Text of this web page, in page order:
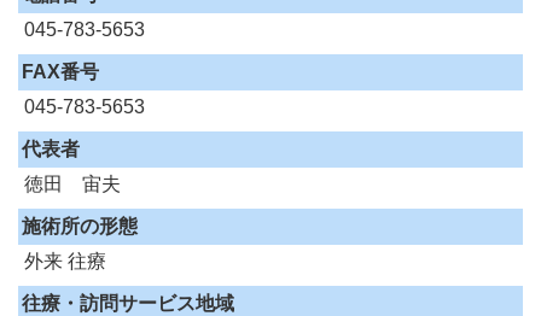
045-783-5653
FAX番号
045-783-5653
代表者
徳田 宙夫
施術所の形態
外来 往療
往療・訪問サービス地域